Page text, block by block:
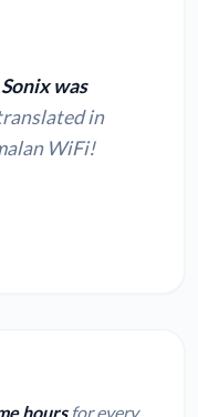
Sonix was
in
WiFi!
hoursfor every